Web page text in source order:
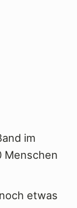
im
Menschen
etwas